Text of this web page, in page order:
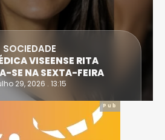
SOCIEDADE
VISEENSE RITA
SE NA SEXTA-FEIRA
29, 2026 . 13:15
Pub